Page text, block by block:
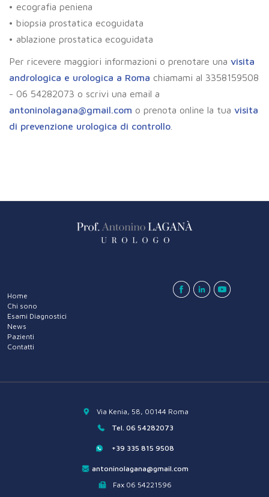
• ecografia peniena
• biopsia prostatica ecoguidata
• ablazione prostatica ecoguidata
Per ricevere maggiori informazioni o prenotare una visita
andrologica e urologica a Roma chiamami al 3358159508
- 06 54282073 o scrivi una email a
antoninolagana@gmail.com o prenota online la tua visita
di prevenzione urologica di controllo
Home
Chi sono
Esami Diagnostici
News
Pazienti
Contatti
Via Kenia, 58, 00144 Roma
Tel. 06 54282073
+39 335 815 9508
antoninolagana@gmail.com
Fax 06 54221596